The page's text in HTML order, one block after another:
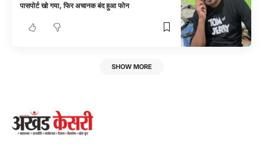
पासपोर्ट खो गया, फिर अचानक बंद हुआ फोन
SHOW MORE